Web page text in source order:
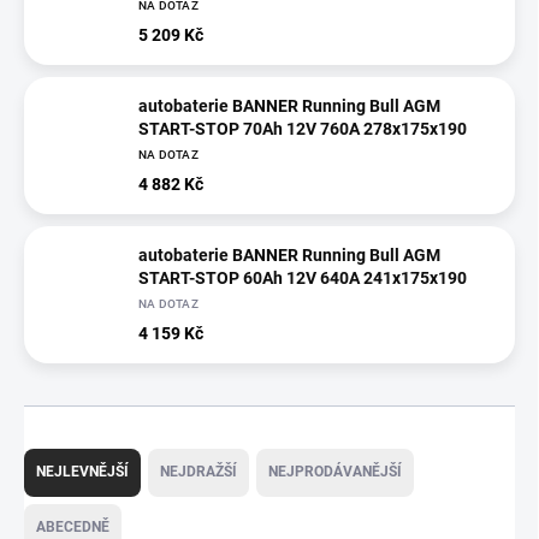
NA DOTAZ
5 209 Kč
autobaterie BANNER Running Bull AGM
START-STOP 70Ah 12V 760A 278x175x190
NA DOTAZ
4 882 Kč
autobaterie BANNER Running Bull AGM
START-STOP 60Ah 12V 640A 241x175x190
NA DOTAZ
4 159 Kč
Ř
z
NEJLEVNĚJŠÍ NEJDRAŽŠÍ NEJPRODÁVANĚJŠÍ
ABECEDNĚ